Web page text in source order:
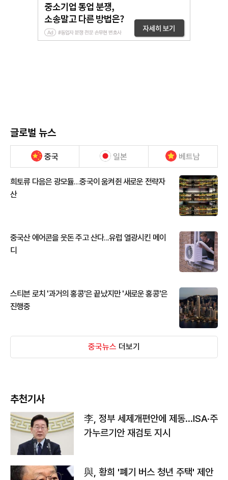
글로벌 뉴스
중국 일본 베트남
희토류 다음은 광모듈…중국이 움켜쥔 새로운 전략자
산
중국산 에어콘을 웃돈 주고 산다...유럽 열광시킨 메이
디
스티븐 로치 '과거의 홍콩'은 끝났지만 '새로운 홍콩'은
진행중
중국뉴스 더보기
추천기사
李, 정부 세제개편안에 제동…ISA·주
가누르기안 재검토 지시
與, 황희 '폐기 버스 청년 주택' 제안